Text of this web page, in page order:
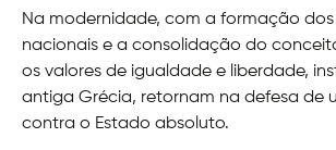
Na modernidade, com a formação dos
nacionais e a consolidação do
os valores de igualdade e liberdade,
antiga Grécia, retornam na defesa de
contra o Estado absoluto.